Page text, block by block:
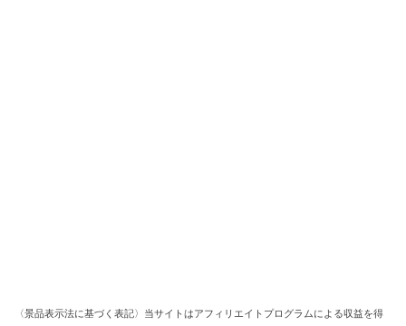
〈景品表示法に基づく表記〉当サイトはアフィリエイトプログラムによる収益を得